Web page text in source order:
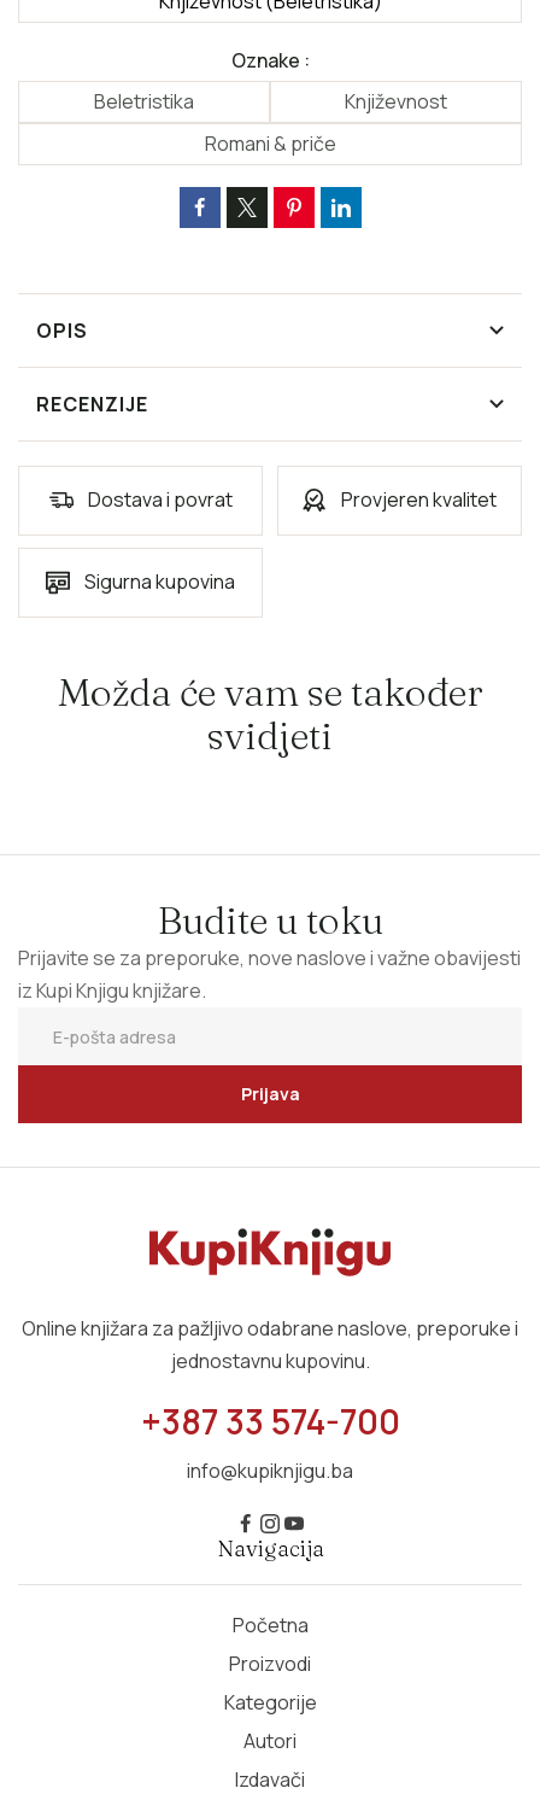
Oznake :
Beletristika
Književnost
Romani & priče
OPIS
RECENZIJE
Dostava i povrat Provjeren kvalitet
Sigurna kupovina
Možda će vam se također
svidjeti
Budite u toku
Prijavite se za preporuke, nove naslove i važne obavijesti
iz Kupi Knjigu knjižare.
Prijava
Online knjižara za pažljivo odabrane naslove, preporuke i
jednostavnu kupovinu.
+387 33 574-700
info@kupiknjigu.ba
Navigacija
Početna
Proizvodi
Kategorije
Autori
Izdavači